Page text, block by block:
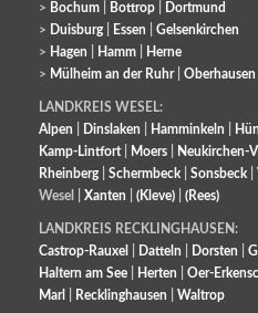
> Bochum Bottrop
Dortmund
> Duisburg Essen
Gelsenkirchen
> Hagen Hamm
Herne
> Mülheim an der Ruhr| Oberhausen
LANDKREIS WESEL:
Alpen
Dinslaken Hamminkeln
Kamp-Lintfort| Moers
Neukirchen-
Rheinberg
Schermbeck Sonsbeck
Wesel | Xanten (Kleve) (Rees)
LANDKREIS RECKLINGHAUSEN:
Castrop-Rauxel
Datteln Dorsten
Haltern am See
Herten
Oer-
Marl
Recklinghausen Waltrop